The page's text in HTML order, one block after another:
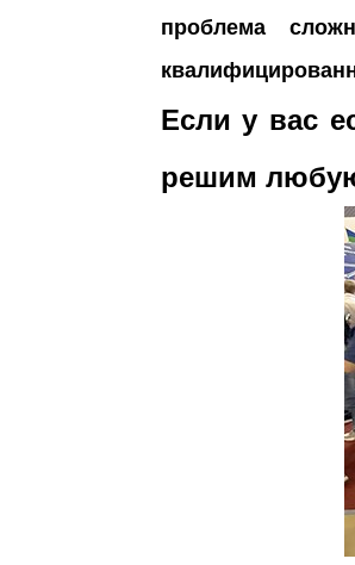
проблема
Если у вас
решим